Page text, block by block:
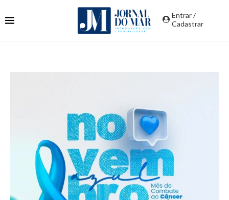
Entrar /
Cadastrar